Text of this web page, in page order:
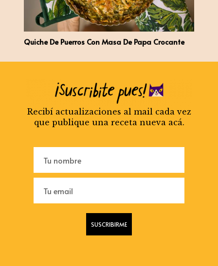
Quiche De Puerros Con Masa De Papa Crocante
Recibí actualizaciones al mail cada vez
que publique una receta nueva acá.